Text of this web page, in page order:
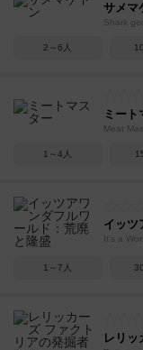
サメマ
Shark
2～6人
ミート
Meat
1～4人
イッツ
It's a
1～7人
レリッ